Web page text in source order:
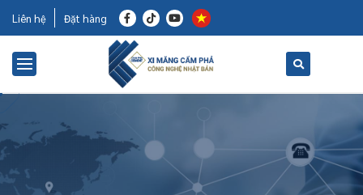
Liên hệ Đặt hàng